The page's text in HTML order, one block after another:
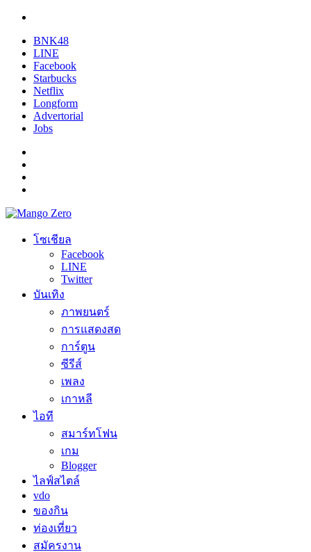
BNK48
LINE
Facebook
Starbucks
Netflix
Longform
Advertorial
Jobs
โซเชียล
Facebook
LINE
Twitter
บันเทิง
ภาพยนตร์
การแสดงสด
การ์ตูน
ซีรีส์
เพลง
เกาหลี
ไอที
สมาร์ทโฟน
เกม
Blogger
ไลฟ์สไตล์
vdo
ของกิน
ท่องเที่ยว
สมัครงาน